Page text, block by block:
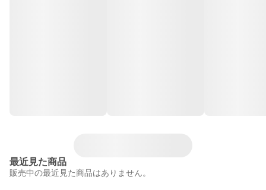
最近見た商品
販売中の最近見た商品はありません。